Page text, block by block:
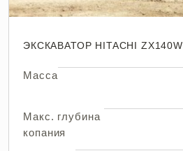
ЭКСКАВАТОР HITACHI ZX140W
Масса
Макс. глубина
копания